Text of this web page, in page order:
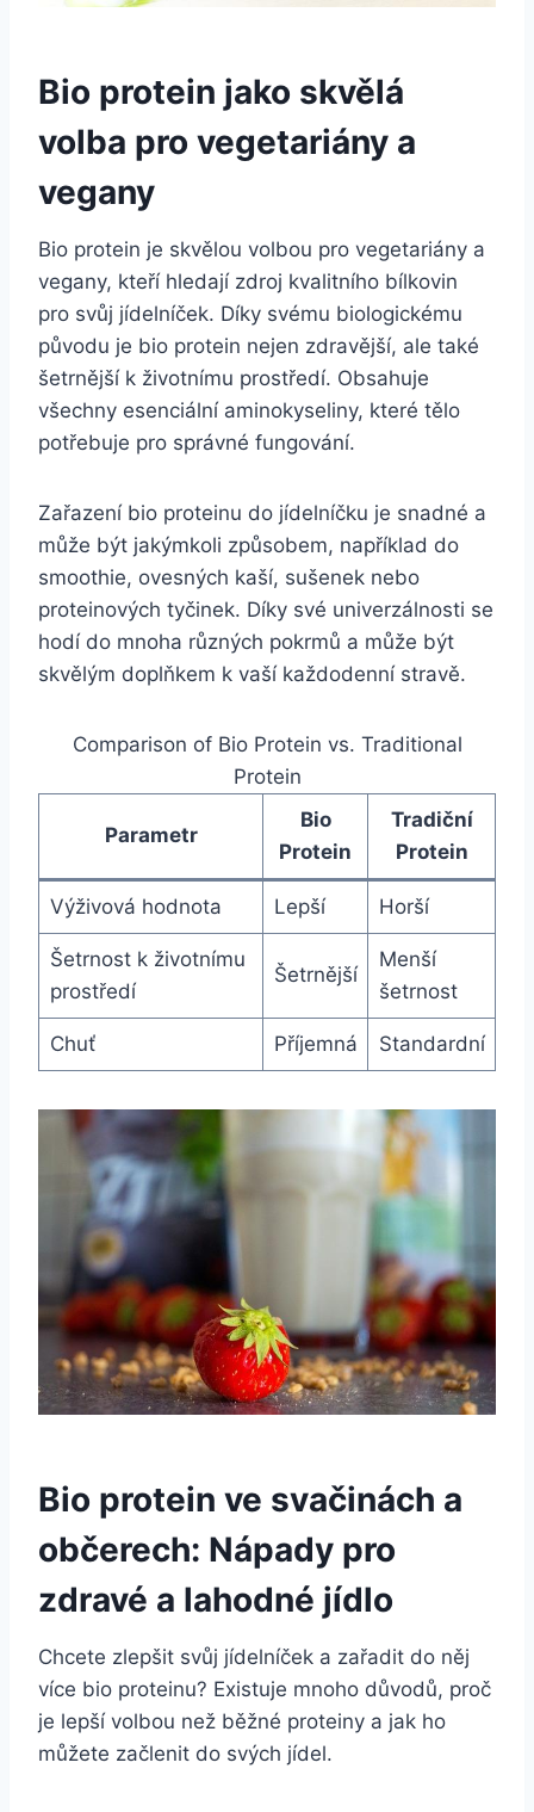
Bio protein jako‌ skvělá
volba pro‍ vegetariány a
vegany
Bio protein je skvělou volbou pro ⁤vegetariány a
‍vegany, kteří hledají⁤ zdroj kvalitního bílkovin
pro svůj‍ jídelníček. Díky‍ svému ‍biologickému
původu je bio protein ⁣nejen zdravější, ale také
šetrnější k životnímu prostředí. Obsahuje
všechny‌ esenciální aminokyseliny, které tělo
potřebuje pro správné fungování.
Zařazení bio proteinu do jídelníčku je snadné a
může být jakýmkoli ⁣způsobem, například do
smoothie, ovesných kaší, sušenek nebo
proteinových tyčinek. Díky své univerzálnosti se⁣
hodí do⁢ mnoha‍ různých pokrmů a může ⁤být
⁢skvělým ‌doplňkem k vaší každodenní stravě.
Comparison of Bio Protein vs. Traditional
Protein
Parametr
Bio
Protein
Tradiční
Protein
Výživová hodnota Lepší Horší
Šetrnost k životnímu
‌prostředí
Šetrnější
Menší
šetrnost
Chuť Příjemná Standardní
Bio protein‌ ve svačinách a​
občerech: Nápady pro
⁣zdravé a ⁢lahodné jídlo
Chcete‌ zlepšit svůj jídelníček a zařadit do něj
více‌ bio ‌proteinu? ‍Existuje mnoho důvodů, proč
je lepší volbou než běžné proteiny a jak ho
můžete začlenit do ‍svých‌ jídel.